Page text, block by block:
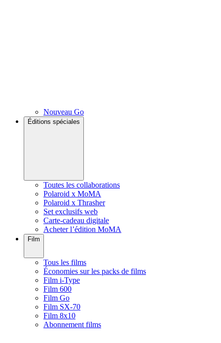
Nouveau Go
Éditions spéciales
Toutes les collaborations
Polaroid x MoMA
Polaroid x Thrasher
Set exclusifs web
Carte-cadeau digitale
Acheter l’édition MoMA
Film
Tous les films
Économies sur les packs de films
Film i-Type
Film 600
Film Go
Film SX-70
Film 8x10
Abonnement films